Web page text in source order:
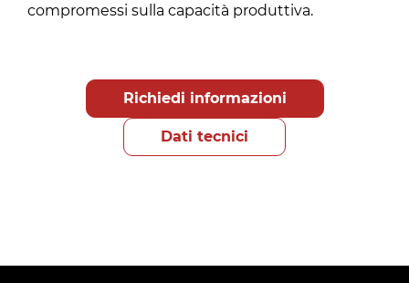
compromessi sulla capacità produttiva.
Richiedi informazioni
Dati tecnici